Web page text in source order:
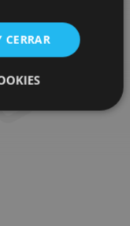
CERRAR